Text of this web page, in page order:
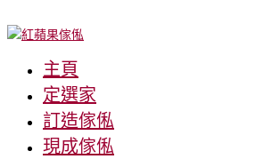
主頁
定選家
訂造傢俬
現成傢俬